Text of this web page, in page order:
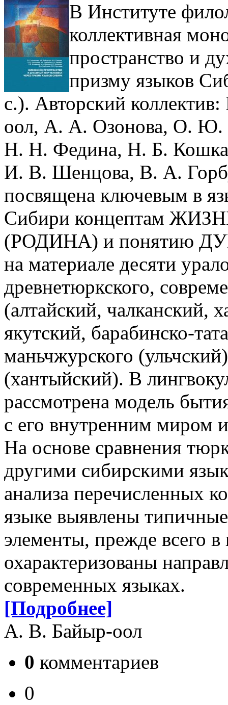
В Институте
коллективная
пространство и
призму языков
с.). Авторский
оол, А. А. Озонова, О. Ю.
Н. Н. Федина, Н. Б.
И. В. Шенцова, В. А.
посвящена ключевым в
Сибири концептам
(РОДИНА) и понятию
на материале десяти
древнетюркского,
(алтайский, чалканский,
якутский, барабинско-
маньчжурского
(хантыйский). В
рассмотрена модель
с его внутренним миром
На основе сравнения
другими сибирскими
анализа перечисленных
языке выявлены
элементы, прежде всего
охарактеризованы
современных языках.
[Подробнее]
А. В. Байыр-оол
0 комментариев
0